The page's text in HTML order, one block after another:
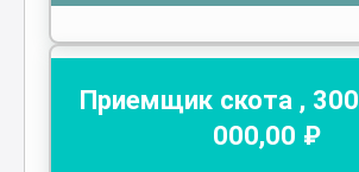
Приемщик скота , 300
000,00 ₽